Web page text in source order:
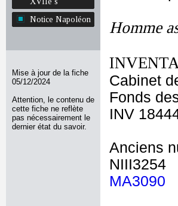
Notice Napoléon
Mise à jour de la fiche
05/12/2024
Attention, le contenu de
cette fiche ne reflète
pas nécessairement le
dernier état du savoir.
Homme
Cabinet
Fonds
INV
Anciens
NIII3254
MA3090